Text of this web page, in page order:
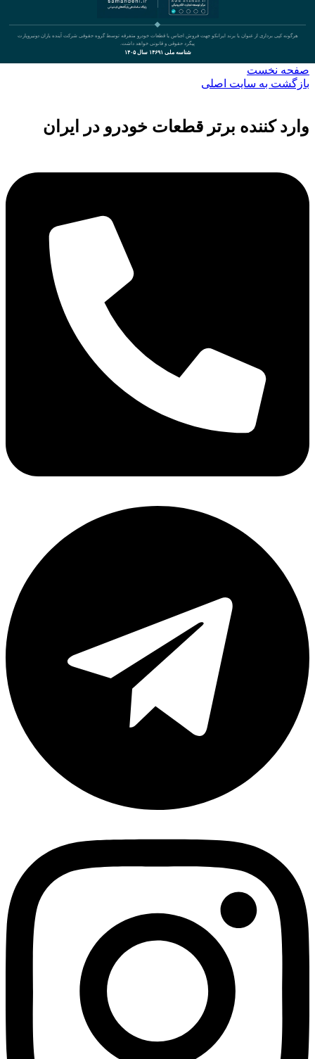
هرگونه کپی برداری از عنوان یا برند ایرانکو جهت فروش اجناس یا قطعات خودرو متفرقه توسط گروه حقوقی شرکت آینده یاران دونیروپارت
پیگرد حقوقی و قانونی خواهد داشت.
شناسه ملی ۱۴۶۹۱ سال ۱۴۰۵
صفحه نخست
بازگشت به سایت اصلی
وارد کننده برتر قطعات خودرو در ایران